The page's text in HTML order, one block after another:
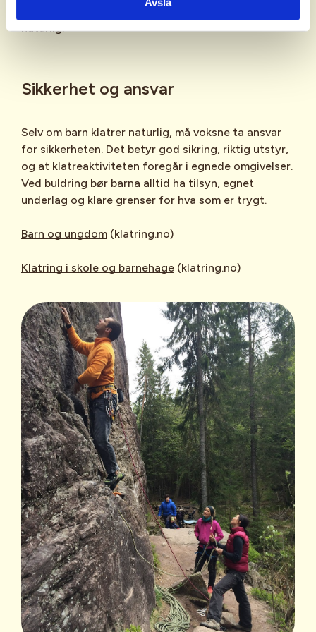
og trivsel må komme først – da følger utviklingen
naturlig.
Sikkerhet og ansvar
Selv om barn klatrer naturlig, må voksne ta ansvar
for sikkerheten. Det betyr god sikring, riktig utstyr,
og at klatreaktiviteten foregår i egnede omgivelser.
Ved buldring bør barna alltid ha tilsyn, egnet
underlag og klare grenser for hva som er trygt.
Barn og ungdom (klatring.no)
Klatring i skole og barnehage (klatring.no)